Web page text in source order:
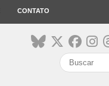
CONTATO